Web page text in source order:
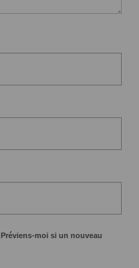
Préviens-moi si un nouveau